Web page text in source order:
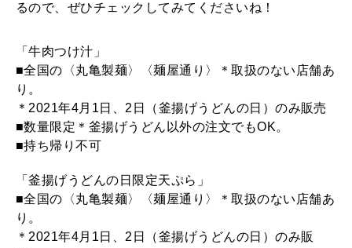
るので、ぜひチェックしてみてくださいね！
「牛肉つけ汁」
■全国の〈丸亀製麺〉〈麺屋通り〉＊取扱のない店舗あ
り。
＊2021年4月1日、2日（釜揚げうどんの日）のみ販売
■数量限定＊釜揚げうどん以外の注文でもOK。
■持ち帰り不可
「釜揚げうどんの日限定天ぷら」
■全国の〈丸亀製麺〉〈麺屋通り〉＊取扱のない店舗あ
り。
＊2021年4月1日、2日（釜揚げうどんの日）のみ販